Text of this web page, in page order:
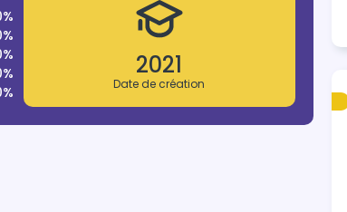
2021
Date de création